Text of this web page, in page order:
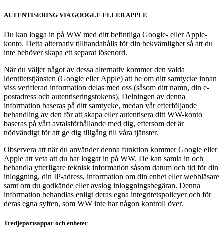
AUTENTISERING VIA GOOGLE ELLER APPLE
Du kan logga in på WW med ditt befintliga Google- eller Apple-
konto. Detta alternativ tillhandahålls för din bekvämlighet så att du
inte behöver skapa ett separat lösenord.
När du väljer något av dessa alternativ kommer den valda
identitetstjänsten (Google eller Apple) att be om ditt samtycke innan
viss verifierad information delas med oss (såsom ditt namn, din e-
postadress och autentiseringstokens). Delningen av denna
information baseras på ditt samtycke, medan vår efterföljande
behandling av den för att skapa eller autentisera ditt WW-konto
baseras på vårt avtalsförhållande med dig, eftersom det är
nödvändigt för att ge dig tillgång till våra tjänster.
Observera att när du använder denna funktion kommer Google eller
Apple att veta att du har loggat in på WW. De kan samla in och
behandla ytterligare teknisk information såsom datum och tid för din
inloggning, din IP-adress, information om din enhet eller webbläsare
samt om du godkände eller avslog inloggningsbegäran. Denna
information behandlas enligt deras egna integritetspolicyer och för
deras egna syften, som WW inte har någon kontroll över.
Tredjepartsappar och enheter